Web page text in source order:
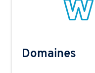
Domaines